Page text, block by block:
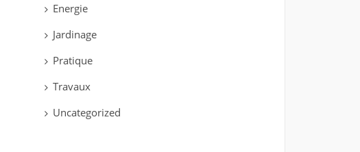
Energie
Jardinage
Pratique
Travaux
Uncategorized